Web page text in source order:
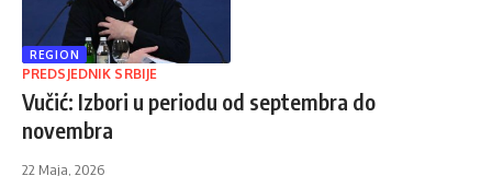
REGION
PREDSJEDNIK SRBIJE
Vučić: Izbori u periodu od septembra do
novembra
22 Maja, 2026